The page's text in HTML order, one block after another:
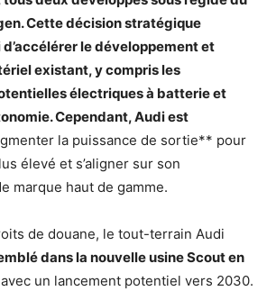
Cette décision stratégique
le développement et
existant, y compris les
électriques à batterie et
Cependant, Audi est
la puissance de sortie** pour
élevé et s’aligner sur son
marque haut de gamme.
de douane, le tout-terrain Audi
dans la nouvelle usine Scout en
un lancement potentiel vers 2030.